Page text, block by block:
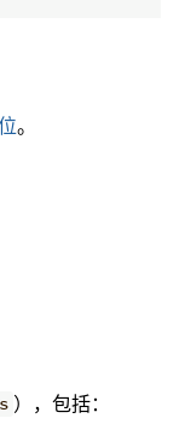
。
），包括：